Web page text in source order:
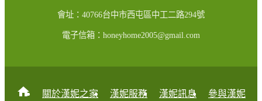
會址：40766台中市西屯區中工二路294號
電子信箱：honeyhome2005@gmail.com
home 關於漢妮之家 漢妮服務 漢妮訊息 參與漢妮